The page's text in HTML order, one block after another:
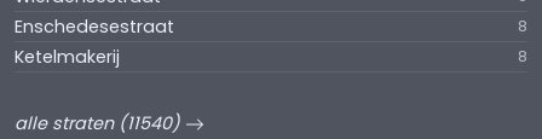
Enschedesestraat 8
Ketelmakerij 8
alle straten (11540)